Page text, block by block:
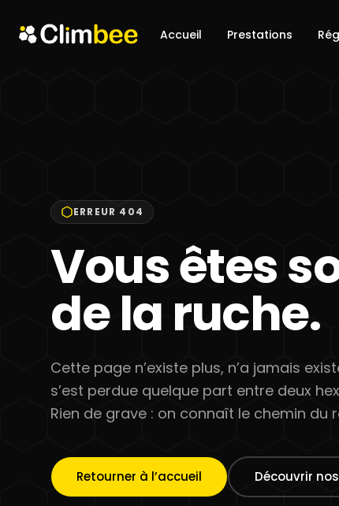
Accueil Prestations
ERREUR 404
Vous êtes
de la ruche.
Cette page n’existe plus, n’a jamais
s’est perdue quelque part entre deux
Rien de grave : on connaît le chemin du
Retourner à l’accueil Découvrir